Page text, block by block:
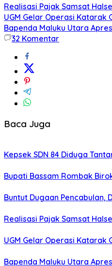
Realisasi Pajak Samsat
UGM Gelar Operasi Katarak
Bapenda Maluku Utara
32 Komentar
Baca Juga
Kepsek SDN 84 Diduga
Bupati Bassam Rombak
Buntut Dugaan Pencabulan,
Realisasi Pajak Samsat
UGM Gelar Operasi Katarak
Bapenda Maluku Utara